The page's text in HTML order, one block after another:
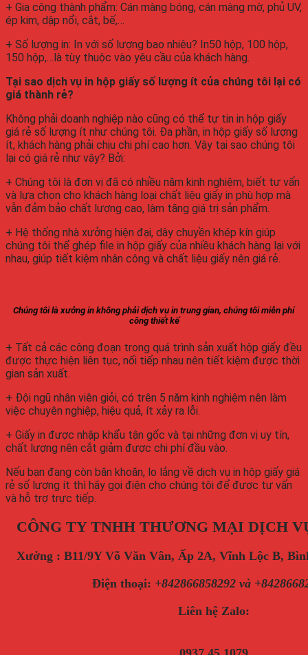
+ Gia công thành phẩm: Cán màng bóng, cán màng mờ, phủ UV,
ép kim, dập nổi, cắt, bế,…
+ Số lượng in: In với số lượng bao nhiêu? In50 hộp, 100 hộp,
150 hộp,…là tùy thuộc vào yêu cầu của khách hàng.
Tại sao dịch vụ in hộp giấy số lượng ít của chúng tôi lại có
giá thành rẻ?
Không phải doanh nghiệp nào cũng có thể tự tin in hộp giấy
giá rẻ số lượng ít như chúng tôi. Đa phần, in hộp giấy số lượng
ít, khách hàng phải chịu chi phí cao hơn. Vậy tại sao chúng tôi
lại có giá rẻ như vậy? Bởi:
+ Chúng tôi là đơn vị đã có nhiều năm kinh nghiệm, biết tư vấn
và lựa chọn cho khách hàng loại chất liệu giấy in phù hợp mà
vẫn đảm bảo chất lượng cao, làm tăng giá trị sản phẩm.
+ Hệ thống nhà xưởng hiện đại, dây chuyền khép kín giúp
chúng tôi thể ghép file in hộp giấy của nhiều khách hàng lại với
nhau, giúp tiết kiệm nhân công và chất liệu giấy nên giá rẻ.
Chúng tôi là xưởng in không phải dịch vụ in trung gian, chúng tôi miễn phí
công thiết kế
+ Tất cả các công đoạn trong quá trình sản xuất hộp giấy đều
được thực hiện liên tục, nối tiếp nhau nên tiết kiệm được thời
gian sản xuất.
+ Đội ngũ nhân viên giỏi, có trên 5 năm kinh nghiệm nên làm
việc chuyên nghiệp, hiệu quả, ít xảy ra lỗi.
+ Giấy in được nhập khẩu tận gốc và tại những đơn vị uy tín,
chất lượng nên cắt giảm được chi phí đầu vào.
Nếu bạn đang còn băn khoăn, lo lắng về dịch vụ in hộp giấy giá
rẻ số lượng ít thì hãy gọi điện cho chúng tôi để được tư vấn
và hỗ trợ trực tiếp.
CÔNG TY TNHH THƯƠNG MẠI DỊCH
Xưởng : B11/9Y Võ Văn Vân, Ấp 2A, Vĩnh Lộc B,
Điện thoại: +842866858292 và
Liên hệ Zalo: